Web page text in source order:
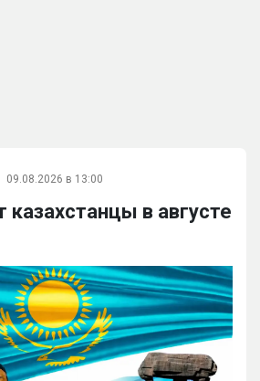
09.08.2026 в 13:00
казахстанцы в августе